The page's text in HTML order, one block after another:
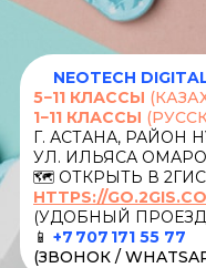
NEOTECH
5−11 КЛАССЫ
1−11 КЛАССЫ
Г. АСТАНА, РАЙОН
УЛ. ИЛЬЯСА
🗺️ ОТКРЫТЬ В
HTTPS://
(УДОБНЫЙ
📱 +7 707 171 55 77
(ЗВОНОК /